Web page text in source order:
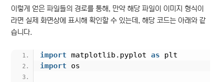
이렇게 얻은 파일들의 경로를 통해, 만약 해당 파일이 이미지 형식이
라면 실제 화면상에 표시해 확인할 수 있는데, 해당 코드는 아래와 같
습니다.
import matplotlib.pyplot as plt
import os